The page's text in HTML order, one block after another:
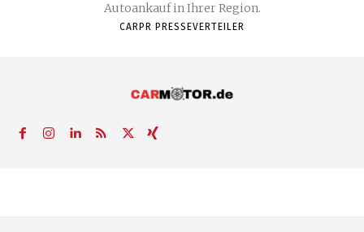
Autoankauf in Ihrer Region.
CARPR PRESSEVERTEILER